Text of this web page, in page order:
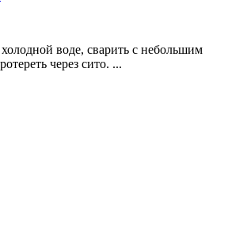
воде, сварить с небольшим
через сито. ...